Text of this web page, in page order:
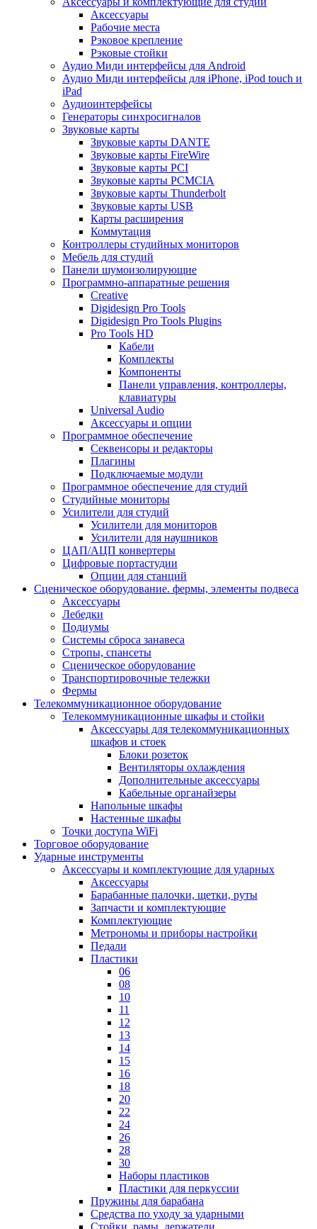
Аксессуары
Рабочие места
Рэковое крепление
Рэковые стойки
Аудио Миди интерфейсы для Android
Аудио Миди интерфейсы для iPhone, iPod touch и
iPad
Аудиоинтерфейсы
Генераторы синхросигналов
Звуковые карты
Звуковые карты DANTE
Звуковые карты FireWire
Звуковые карты PCI
Звуковые карты PCMCIA
Звуковые карты Thunderbolt
Звуковые карты USB
Карты расширения
Коммутация
Контроллеры студийных мониторов
Мебель для студий
Панели шумоизолирующие
Программно-аппаратные решения
Creative
Digidesign Pro Tools
Digidesign Pro Tools Plugins
Pro Tools HD
Кабели
Комплекты
Компоненты
Панели управления, контроллеры,
клавиатуры
Universal Audio
Аксессуары и опции
Программное обеспечение
Cеквенсоры и редакторы
Плагины
Подключаемые модули
Программное обеспечение для студий
Студийные мониторы
Усилители для студий
Усилители для мониторов
Усилители для наушников
ЦАП/АЦП конвертеры
Цифровые портастудии
Опции для станций
Сценическое оборудование. фермы, элементы подвеса
Аксессуары
Лебедки
Подиумы
Системы сброса занавеса
Стропы, спансеты
Сценическое оборудование
Транспортировочные тележки
Фермы
Телекоммуникационное оборудование
Телекоммуникационные шкафы и стойки
Аксессуары для телекоммуникационных
шкафов и стоек
Блоки розеток
Вентиляторы охлаждения
Дополнительные аксессуары
Кабельные органайзеры
Напольные шкафы
Настенные шкафы
Точки доступа WiFi
Торговое оборудование
Ударные инструменты
Аксессуары и комплектующие для ударных
Аксессуары
Барабанные палочки, щетки, руты
Запчасти и комплектующие
Комплектующие
Метрономы и приборы настройки
Педали
Пластики
06
08
10
11
12
13
14
15
16
18
20
22
24
26
28
30
Наборы пластиков
Пластики для перкуссии
Пружины для барабана
Средства по уходу за ударными
Стойки, рамы, держатели